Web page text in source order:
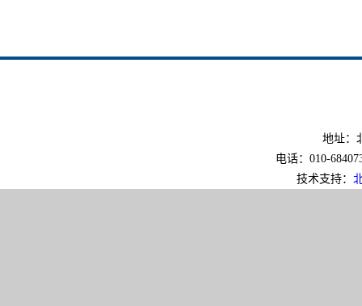
地址：
电话：010-
技术支持：